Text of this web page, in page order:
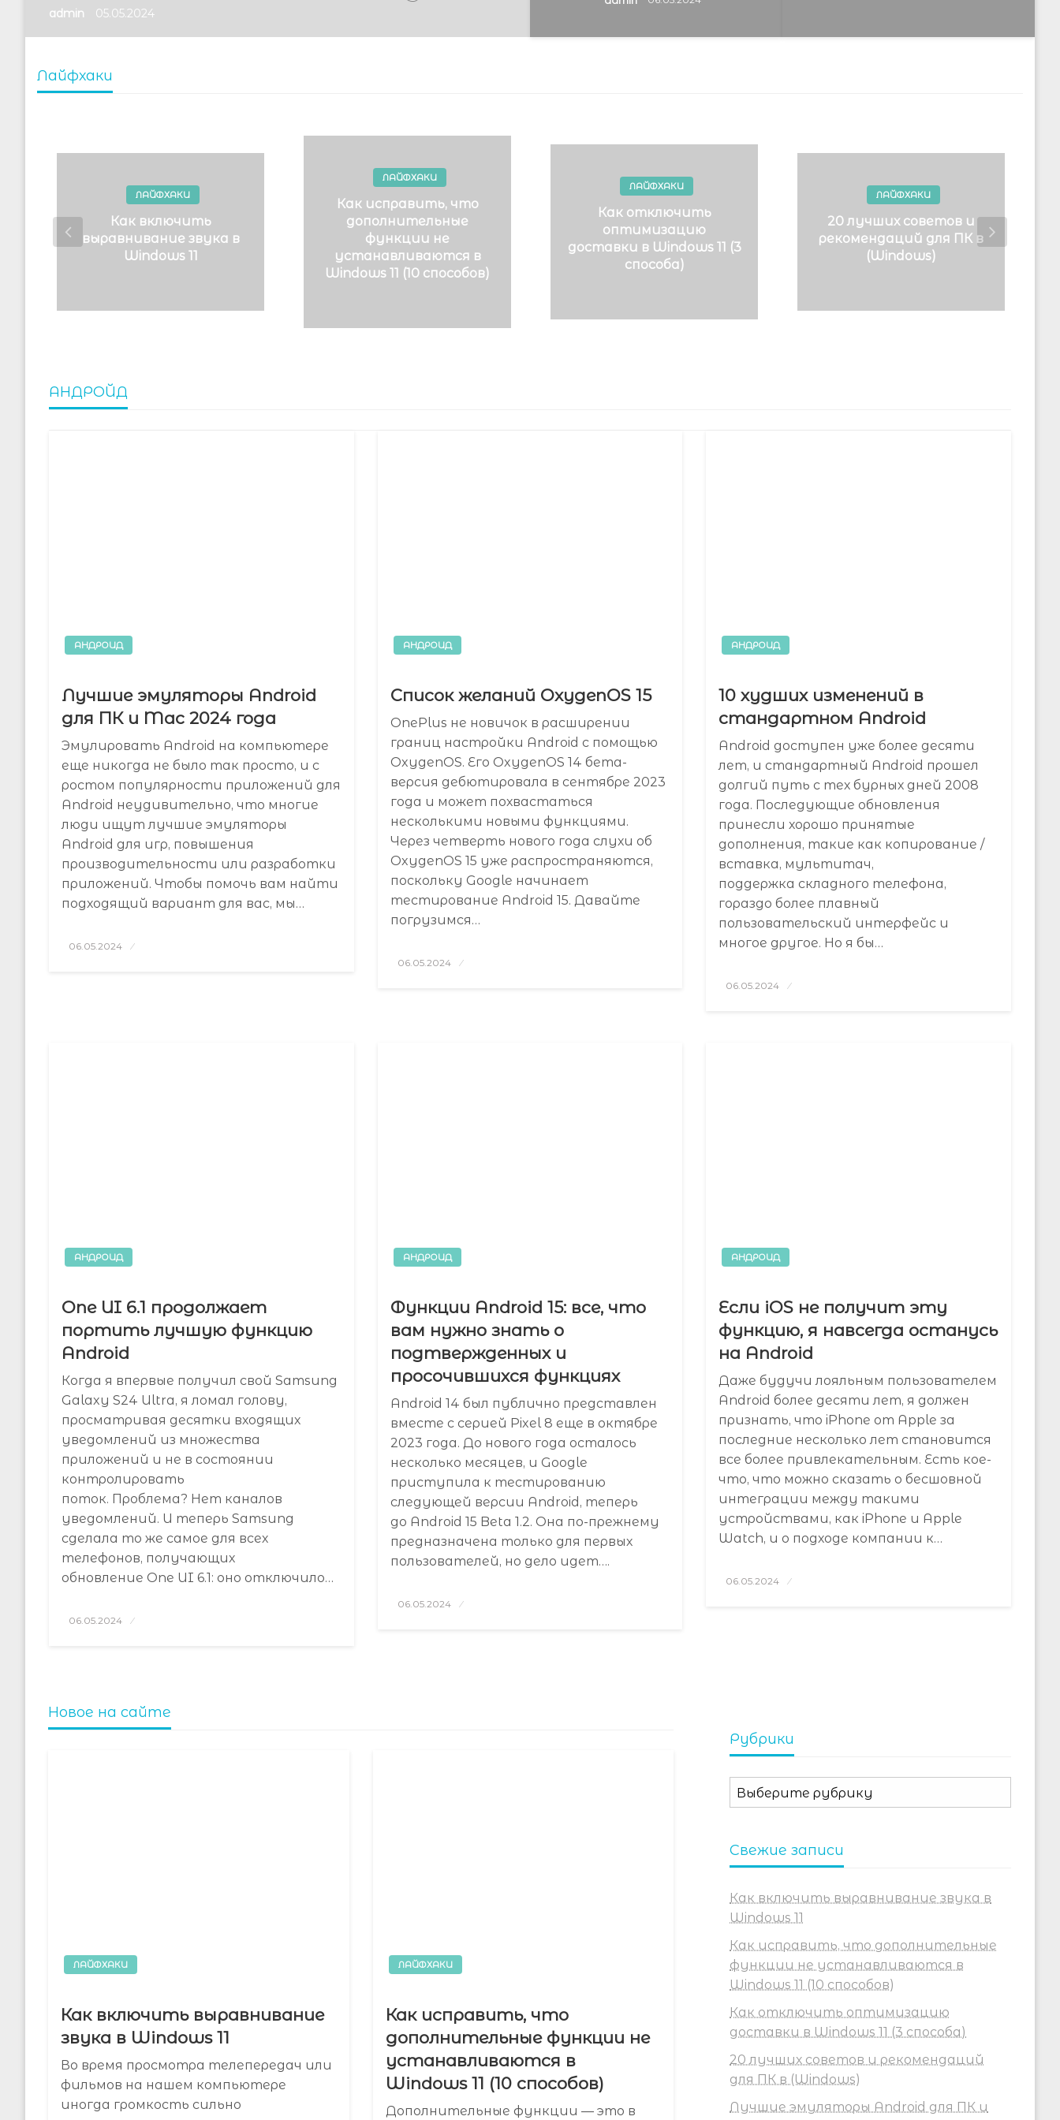
admin 05.05.2024
Лайфхаки
ЛАЙФХАКИ
Как включить
выравнивание звука в
Windows 11
ЛАЙФХАКИ
Как исправить, что
дополнительные
функции не
устанавливаются в
Windows 11 (10 способов)
ЛАЙФХАКИ
Как отключить
оптимизацию
доставки в Windows 11 (3
способа)
ЛАЙФХАКИ
20 лучших советов и
рекомендаций для ПК в
(Windows)
АНДРОЙД
АНДРОИД
Лучшие эмуляторы Android
для ПК и Mac 2024 года
Эмулировать Android на компьютере
еще никогда не было так просто, и с
ростом популярности приложений для
Android неудивительно, что многие
люди ищут лучшие эмуляторы
Android для игр, повышения
производительности или разработки
приложений. Чтобы помочь вам найти
подходящий вариант для вас, мы…
on
06.05.2024
АНДРОИД
Список желаний OxygenOS 15
OnePlus не новичок в расширении
границ настройки Android с помощью
OxygenOS. Его OxygenOS 14 бета-
версия дебютировала в сентябре 2023
года и может похвастаться
несколькими новыми функциями.
Через четверть нового года слухи об
OxygenOS 15 уже распространяются,
поскольку Google начинает
тестирование Android 15. Давайте
погрузимся…
on
06.05.2024
АНДРОИД
10 худших изменений в
стандартном Android
Android доступен уже более десяти
лет, и стандартный Android прошел
долгий путь с тех бурных дней 2008
года. Последующие обновления
принесли хорошо принятые
дополнения, такие как копирование /
вставка, мультитач,
поддержка складного телефона,
гораздо более плавный
пользовательский интерфейс и
многое другое. Но я бы…
on
06.05.2024
АНДРОИД
One UI 6.1 продолжает
портить лучшую функцию
Android
Когда я впервые получил свой Samsung
Galaxy S24 Ultra, я ломал голову,
просматривая десятки входящих
уведомлений из множества
приложений и не в состоянии
контролировать
поток. Проблема? Нет каналов
уведомлений. И теперь Samsung
сделала то же самое для всех
телефонов, получающих
обновление One UI 6.1: оно отключило…
on
06.05.2024
АНДРОИД
Функции Android 15: все, что
вам нужно знать о
подтвержденных и
просочившихся функциях
Android 14 был публично представлен
вместе с серией Pixel 8 еще в октябре
2023 года. До нового года осталось
несколько месяцев, и Google
приступила к тестированию
следующей версии Android, теперь
до Android 15 Beta 1.2. Она по-прежнему
предназначена только для первых
пользователей, но дело идет….
on
06.05.2024
АНДРОИД
Если iOS не получит эту
функцию, я навсегда останусь
на Android
Даже будучи лояльным пользователем
Android более десяти лет, я должен
признать, что iPhone от Apple за
последние несколько лет становится
все более привлекательным. Есть кое-
что, что можно сказать о бесшовной
интеграции между такими
устройствами, как iPhone и Apple
Watch, и о подходе компании к…
on
06.05.2024
Новое на сайте
ЛАЙФХАКИ
Как включить выравнивание
звука в Windows 11
Во время просмотра телепередач или
фильмов на нашем компьютере
иногда громкость сильно
ЛАЙФХАКИ
Как исправить, что
дополнительные функции не
устанавливаются в
Windows 11 (10 способов)
Дополнительные функции — это в
Рубрики
Рубрики
Свежие записи
Как включить выравнивание звука в
Windows 11
Как исправить, что дополнительные
функции не устанавливаются в
Windows 11 (10 способов)
Как отключить оптимизацию
доставки в Windows 11 (3 способа)
20 лучших советов и рекомендаций
для ПК в (Windows)
Лучшие эмуляторы Android для ПК и